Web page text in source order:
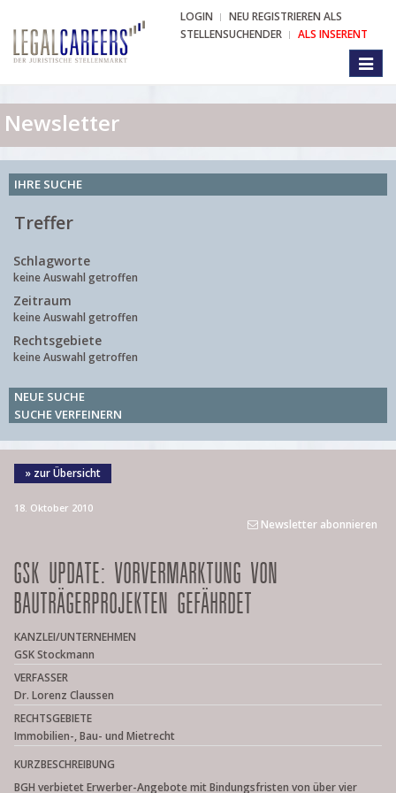
LOGIN
NEU REGISTRIEREN ALS
STELLENSUCHENDER
ALS INSERENT
Newsletter
IHRE SUCHE
Treffer
Schlagworte
keine Auswahl getroffen
Zeitraum
keine Auswahl getroffen
Rechtsgebiete
keine Auswahl getroffen
NEUE SUCHE
SUCHE VERFEINERN
» zur Übersicht
18. Oktober 2010
Newsletter abonnieren
GSK UPDATE: VORVERMARKTUNG VON
BAUTRÄGERPROJEKTEN GEFÄHRDET
KANZLEI/UNTERNEHMEN
GSK Stockmann
VERFASSER
Dr. Lorenz Claussen
RECHTSGEBIETE
Immobilien-, Bau- und Mietrecht
KURZBESCHREIBUNG
BGH verbietet Erwerber-Angebote mit Bindungsfristen von über vier